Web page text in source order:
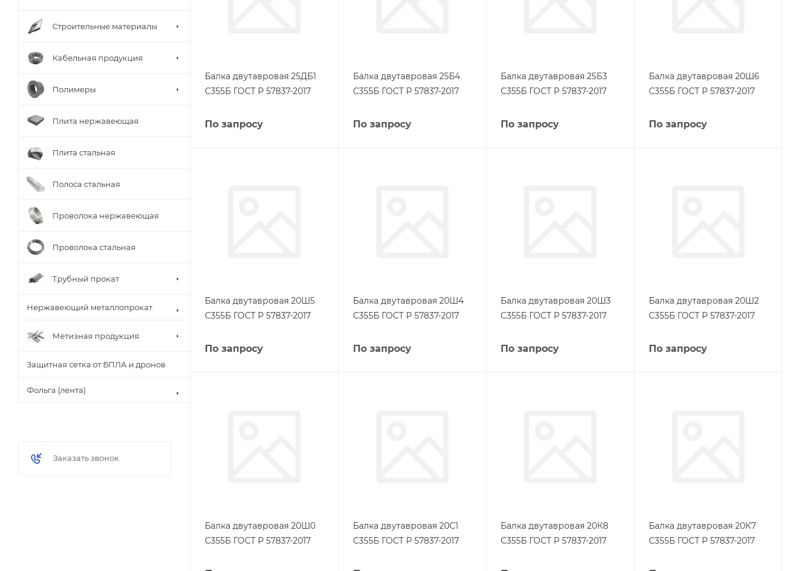
Балка двутавровая 25ДБ1
С355Б ГОСТ Р 57837-2017
По запросу
Балка двутавровая 25Б4
С355Б ГОСТ Р 57837-2017
По запросу
Балка двутавровая 25Б3
С355Б ГОСТ Р 57837-2017
По запросу
Балка двутавровая 20Ш6
С355Б ГОСТ Р 57837-2017
По запросу
Балка двутавровая 20Ш5
С355Б ГОСТ Р 57837-2017
По запросу
Балка двутавровая 20Ш4
С355Б ГОСТ Р 57837-2017
По запросу
Балка двутавровая 20Ш3
С355Б ГОСТ Р 57837-2017
По запросу
Балка двутавровая 20Ш2
С355Б ГОСТ Р 57837-2017
По запросу
Балка двутавровая 20Ш0
С355Б ГОСТ Р 57837-2017
Балка двутавровая 20С1
С355Б ГОСТ Р 57837-2017
Балка двутавровая 20К8
С355Б ГОСТ Р 57837-2017
Балка двутавровая 20К7
С355Б ГОСТ Р 57837-2017
Строительные материалы
Кабельная продукция
Полимеры
Плита нержавеющая
Плита стальная
Полоса стальная
Проволока нержавеющая
Проволока стальная
Трубный прокат
Нержавеющий металлопрокат
Метизная продукция
Защитная сетка от БПЛА и дронов
Фольга (лента)
Заказать звонок